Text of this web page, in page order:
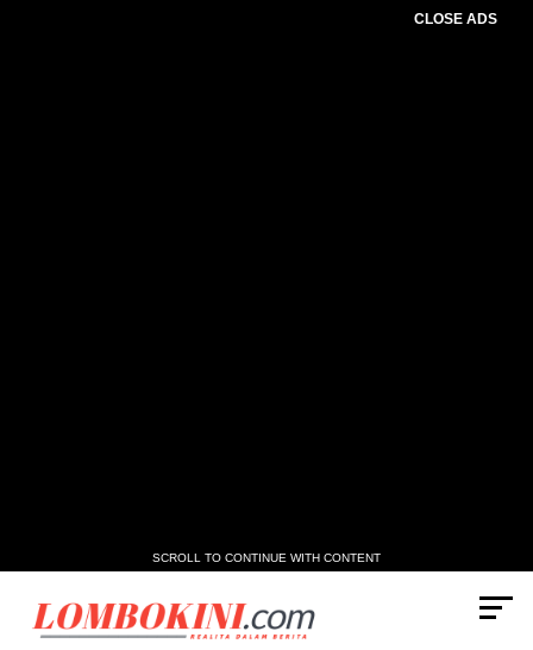
CLOSE ADS
SCROLL TO CONTINUE WITH CONTENT